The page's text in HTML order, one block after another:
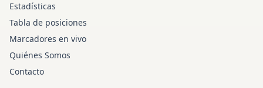
Estadísticas
Tabla de posiciones
Marcadores en vivo
Quiénes Somos
Contacto